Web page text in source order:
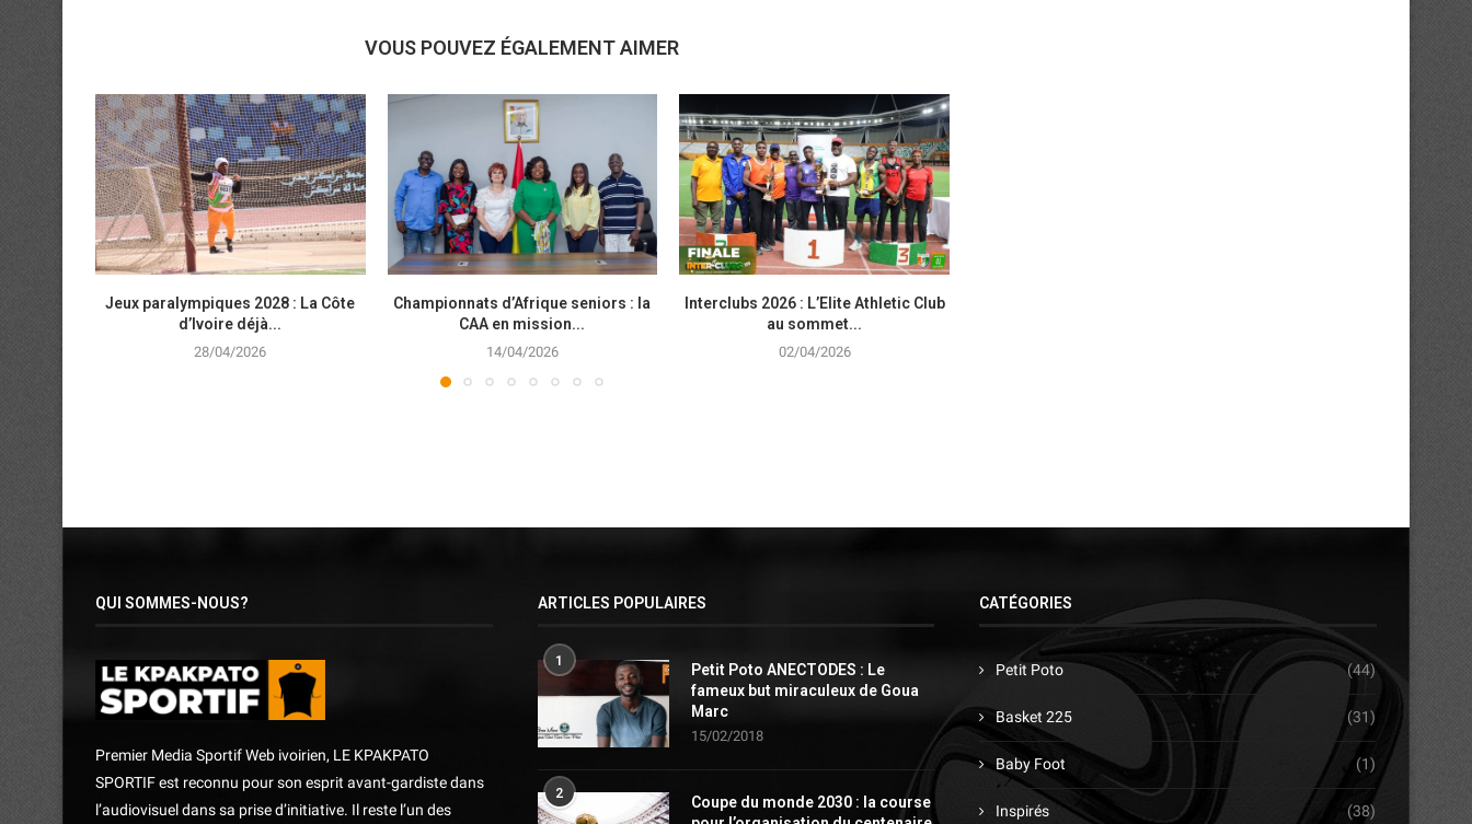
VOUS POUVEZ ÉGALEMENT AIMER
Jeux paralympiques 2028 : La Côte
d’Ivoire déjà...
28/04/2026
Championnats d’Afrique seniors : la
CAA en mission...
14/04/2026
Interclubs 2026 : L’Elite Athletic Club
au sommet...
02/04/2026
QUI SOMMES-NOUS?
Premier Media Sportif Web ivoirien, LE KPAKPATO
SPORTIF est reconnu pour son esprit avant-gardiste dans
l’audiovisuel dans sa prise d’initiative. Il reste l’un des
ARTICLES POPULAIRES
1
Petit Poto ANECTODES : Le
fameux but miraculeux de Goua
Marc
15/02/2018
2
Coupe du monde 2030 : la course
CATÉGORIES
Petit Poto (44)
Basket 225 (31)
Baby Foot (1)
Inspirés (38)